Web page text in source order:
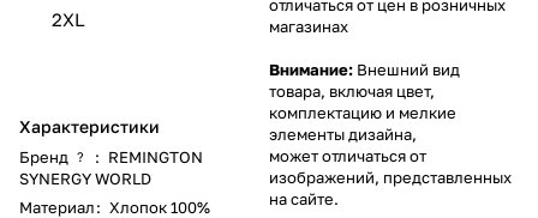
2XL
Характеристики
Бренд ? : REMINGTON
SYNERGY WORLD
Материал: Хлопок 100%
отличаться от цен в розничных
магазинах
Внимание: Внешний вид
товара, включая цвет,
комплектацию и мелкие
элементы дизайна,
может отличаться от
изображений, представленных
на сайте.